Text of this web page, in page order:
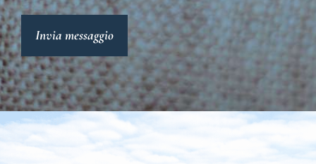
Invia messaggio